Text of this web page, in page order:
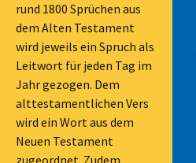
rund 1800 Sprüchen aus
dem Alten Testament
wird jeweils ein Spruch als
Leitwort für jeden Tag im
Jahr gezogen. Dem
alttestamentlichen Vers
wird ein Wort aus dem
Neuen Testament
zugeordnet. Zudem